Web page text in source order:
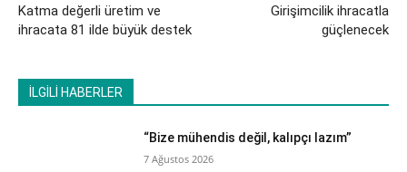
Katma değerli üretim ve
ihracata 81 ilde büyük destek
Girişimcilik ihracatla
güçlenecek
İLGİLİ HABERLER
“Bize mühendis değil, kalıpçı lazım”
7 Ağustos 2026